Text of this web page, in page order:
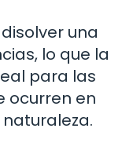
una
lo que la
para las
ocurren en